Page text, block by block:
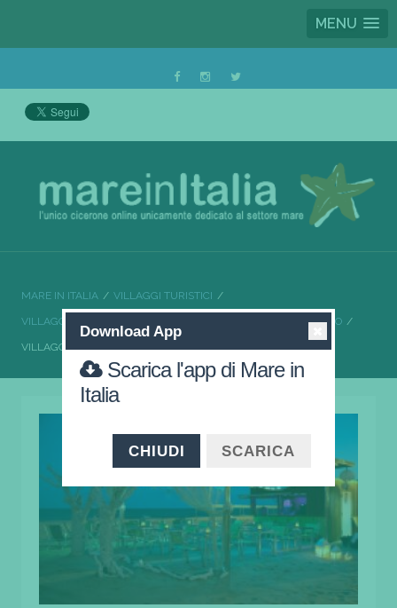
MENU
MARE IN ITALIA VILLAGGI TURISTICI
VILLAGGI TURISTICI CAMPANIA VILLAGGI TURISTICI SALERNO
VILLAGGIO CAMPING NINFE DEL MARE
Download App
Scarica l'app di Mare in
Italia
CHIUDI SCARICA